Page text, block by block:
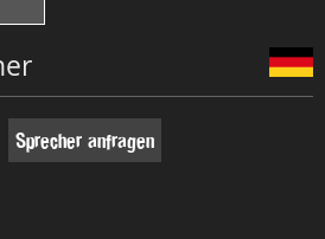
Sprecher anfragen